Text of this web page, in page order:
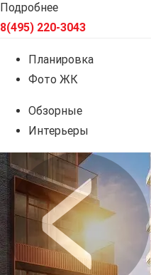
Подробнее
8(495) 220-3043
Планировка
Фото ЖК
Обзорные
Интерьеры